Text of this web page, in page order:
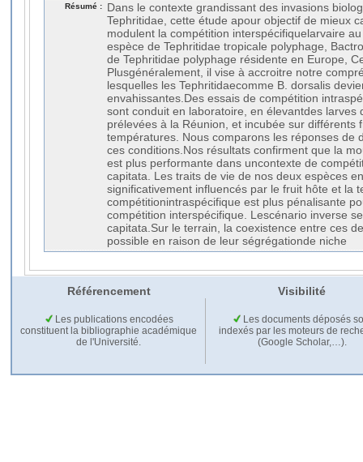
Résumé :
Dans le contexte grandissant des invasions
Tephritidae, cette étude apour objectif de mieux
modulent la compétition interspécifiquelarvaire
espèce de Tephritidae tropicale polyphage,
de Tephritidae polyphage résidente en Europe,
Plusgénéralement, il vise à accroitre notre
lesquelles les Tephritidaecomme B. dorsalis
envahissantes.Des essais de compétition
sont conduit en laboratoire, en élevantdes larves
prélevées à la Réunion, et incubée sur différents
températures. Nous comparons les réponses de
ces conditions.Nos résultats confirment que la
est plus performante dans uncontexte de
capitata. Les traits de vie de nos deux espèces
significativement influencés par le fruit hôte et la
compétitionintraspécifique est plus pénalisante
compétition interspécifique. Lescénario inverse
capitata.Sur le terrain, la coexistence entre ces
possible en raison de leur ségrégationde niche
Référencement Visibilité
Les publications encodées
constituent la bibliographie académique
de l'Université.
Les documents déposés
indexés par les moteurs de
(Google Scholar,…).